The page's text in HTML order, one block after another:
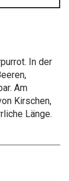
In der
Am
Kirschen,
Länge.